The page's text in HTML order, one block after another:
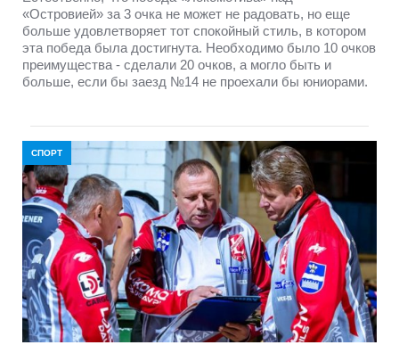
«Островией» за 3 очка не может не радовать, но еще
больше удовлетворяет тот спокойный стиль, в котором
эта победа была достигнута. Необходимо было 10 очков
преимущества - сделали 20 очков, а могло быть и
больше, если бы заезд №14 не проехали бы юниорами.
СПОРТ